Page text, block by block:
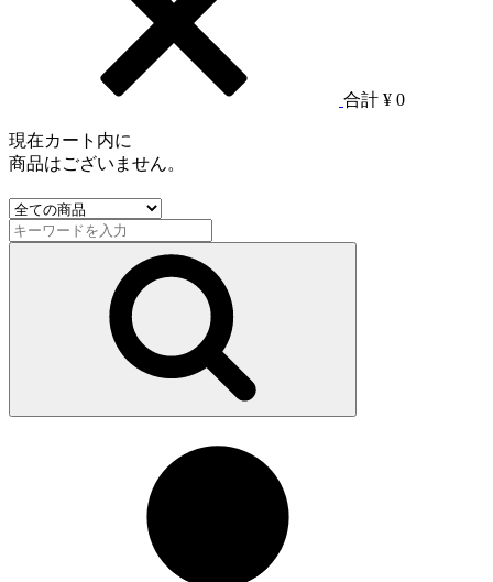
合計 ¥ 0
現在カート内に
商品はございません。